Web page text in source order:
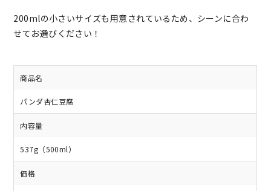
200mlの小さいサイズも用意されているため、シーンに合わ
せてお選びください！
商品名
パンダ杏仁豆腐
内容量
537g（500ml）
価格